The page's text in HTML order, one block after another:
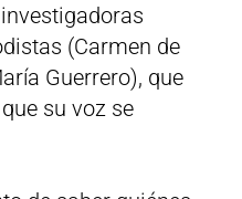
(Carmen de
Guerrero), que
su voz se